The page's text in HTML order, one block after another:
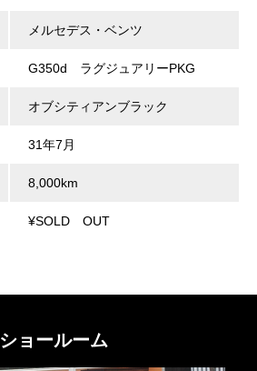
メルセデス・ベンツ
G350d ラグジュアリーPKG
オブシティアンブラック
31年7月
8,000km
¥SOLD OUT
ショールーム